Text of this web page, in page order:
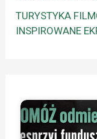
TURYSTYKA
INSPIROWANE